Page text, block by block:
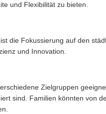
und Flexibilität zu bieten.
die Fokussierung auf den
und Innovation.
Zielgruppen
sind. Familien könnten von